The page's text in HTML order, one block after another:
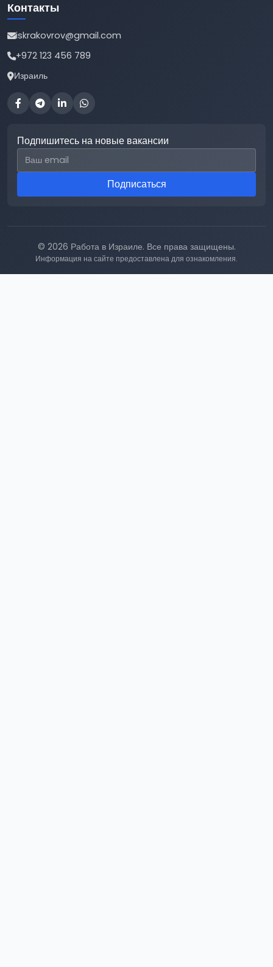
Контакты
iskrakovrov@gmail.com
+972 123 456 789
Израиль
Подпишитесь на новые вакансии
Email для подписки
Подписаться
© 2026 Работа в Израиле. Все права защищены.
Информация на сайте предоставлена для ознакомления.